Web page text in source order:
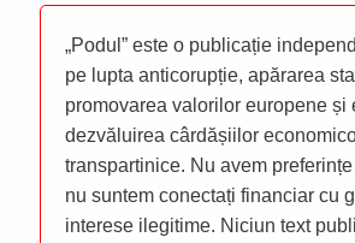
„Podul” este o publicație
pe lupta anticorupție, apărarea
promovarea valorilor europene și
dezvăluirea cârdășiilor
transpartinice. Nu avem
nu suntem conectați financiar cu
interese ilegitime. Niciun text